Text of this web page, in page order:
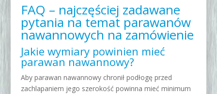
FAQ – najczęściej zadawane
pytania na temat parawanów
nawannowych na zamówienie
Jakie wymiary powinien mieć
parawan nawannowy?
Aby parawan nawannowy chronił podłogę przed
zachlapaniem jego szerokość powinna mieć minimum